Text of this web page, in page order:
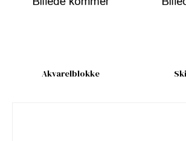
Akvarelblokke